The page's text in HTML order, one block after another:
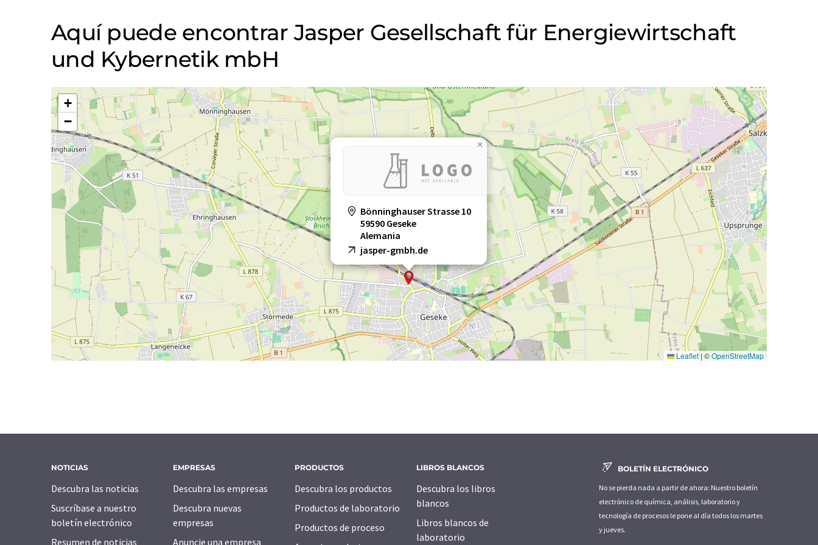
Aquí puede encontrar Jasper Gesellschaft für Energiewirtschaft
und Kybernetik mbH
Bönninghauser Strasse 10
59590 Geseke
Alemania
jasper-gmbh.de
×
+
−
Leaflet | ©OpenStreetMap
NOTICIAS
Descubra las noticias
Suscríbase a nuestro
boletín electrónico
Resumen de noticias
EMPRESAS
Descubra las empresas
Descubra nuevas
empresas
Anuncie una empresa
PRODUCTOS
Descubra los productos
Productos de laboratorio
Productos de proceso
LIBROS BLANCOS
Descubra los libros
blancos
Libros blancos de
laboratorio
BOLETÍN ELECTRÓNICO
No se pierda nada a partir de ahora: Nuestro boletín
electrónico de química, análisis, laboratorio y
tecnología de procesos le pone al día todos los martes
y jueves.